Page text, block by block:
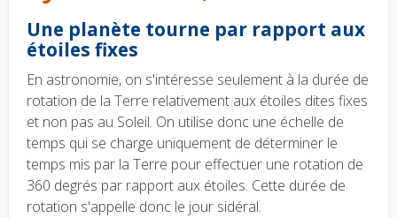
Une planète tourne par rapport aux
étoiles fixes
En astronomie, on s'intéresse seulement à la durée de
rotation de la Terre relativement aux étoiles dites fixes
et non pas au Soleil. On utilise donc une échelle de
temps qui se charge uniquement de déterminer le
temps mis par la Terre pour effectuer une rotation de
360 degrés par rapport aux étoiles. Cette durée de
rotation s'appelle donc le jour sidéral.